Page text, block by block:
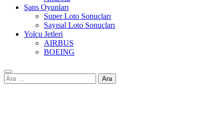
Şans Oyunları
Super Loto Sonuçları
Sayısal Loto Sonuçları
Yolcu Jetleri
AIRBUS
BOEING
Arama: